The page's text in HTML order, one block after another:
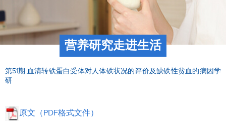
营养研究走进生活
第51期.血清转铁蛋白受体对人体铁状况的评价及缺铁性贫血的病因学
研
原文（PDF格式文件）